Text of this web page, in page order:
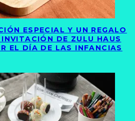
ESPECIAL Y UN REGALO
DE ZULU HAUS
EL DÍA DE LAS INFANCIAS